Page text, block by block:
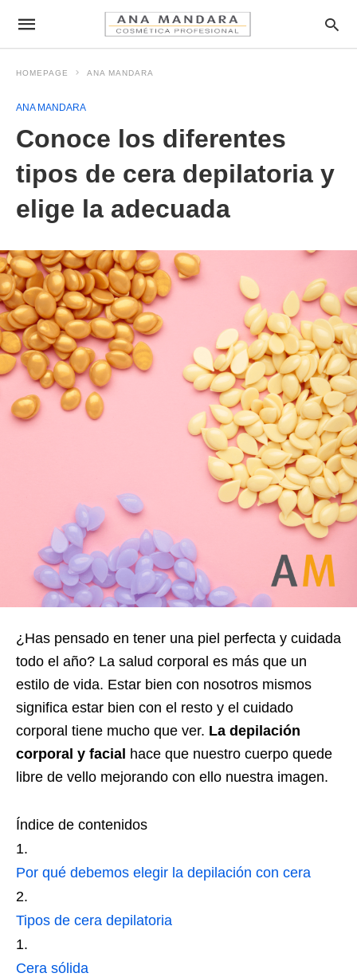
HOMEPAGE ANA MANDARA
ANA MANDARA
Conoce los diferentes
tipos de cera depilatoria y
elige la adecuada
¿Has pensado en tener una piel perfecta y cuidada
todo el año? La salud corporal es más que un
estilo de vida. Estar bien con nosotros mismos
significa estar bien con el resto y el cuidado
corporal tiene mucho que ver. La depilación
corporal y facial hace que nuestro cuerpo quede
libre de vello mejorando con ello nuestra imagen.
Índice de contenidos
Por qué debemos elegir la depilación con cera
Tipos de cera depilatoria
Cera sólida